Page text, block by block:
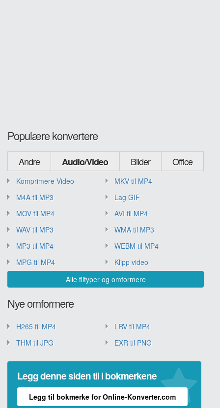
Populære konvertere
Andre Audio/Video Bilder Office
Komprimere Video
MKV til MP4
M4A til MP3
Lag GIF
MOV til MP4
AVI til MP4
WAV til MP3
WMA til MP3
MP3 til MP4
WEBM til MP4
MPG til MP4
Klipp video
Alle filtyper og omformere
Nye omformere
H265 til MP4
LRV til MP4
THM til JPG
EXR til PNG
Legg denne siden til i bokmerkene
Legg til bokmerke for Online-Konverter.com